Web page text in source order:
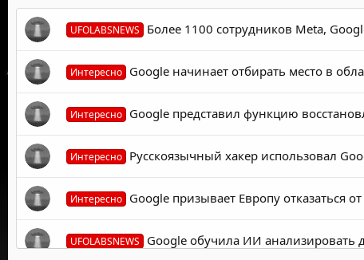
UFOLABSNEWS Более 1100 сотрудников Meta,
Интересно Google начинает отбирать место в
Интересно Google представил функцию
Интересно Русскоязычный хакер использовал
Интересно Google призывает Европу отказаться
UFOLABSNEWS Google обучила ИИ анализировать